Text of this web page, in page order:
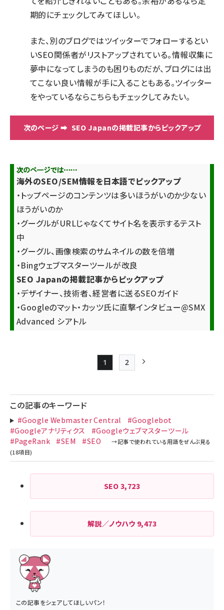
期的にチェックしてみてほしい。
また、別のブログではツイッターでフォローするとい
いSEO関係者がリストアップされている。情報収集に
夢中になってしまうのも困りものだが、ブログには出
てこない良い情報が手に入ることもある。ツイッター
をやっているならこちらもチェックしてみたい。
SEO Japanの掲載記事からピックアップ
海外のSEO/SEM情報を日本語でピックアップ
・トップページのコンテンツは多いほうがいのか少ない
ほうがいのか
・グーグルがURLじゃなくてサイト名を表示するテスト
中
・グーグル、画像検索のサムネイルの数を倍増
・Bingウェブマスターツールが改良
SEO Japanの掲載記事からピックアップ
・デザイナー、技術者、経営者に送るSEOガイド
・Googleのマット・カッツ氏に直撃インタビュー@SMX
Advanced シアトル
送
り
Page
1
Page
2
この記事のキーワード
#Google Webmaster Central
#Googlebot
#Googleアナリティクス
#Googleウェブマスターツール
#PageRank
#SEM #SEO
SEO 3,723
解説／ノウハウ 9,473
この記事をシェアしてほしいパン！